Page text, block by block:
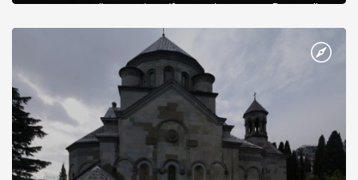
диктувати свої умови візантійському імператору Василю ІІ, та
Херсонесі Володимир-язичник, став Василем-християнином.
А потім було Хрещення Русі. На честь Херсонесу Таврійського